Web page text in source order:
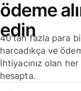
ödeme
edin
40'tan fazla para
harcadıkça ve
İhtiyacınız olan
hesapta.